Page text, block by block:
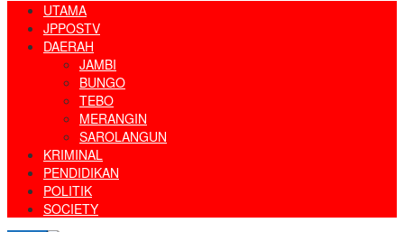
UTAMA
JPPOSTV
DAERAH
JAMBI
BUNGO
TEBO
MERANGIN
SAROLANGUN
KRIMINAL
PENDIDIKAN
POLITIK
SOCIETY